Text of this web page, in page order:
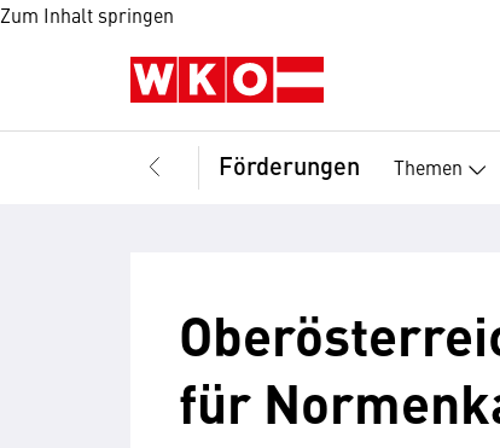
Zum Inhalt springen
Förderungen Themen
für